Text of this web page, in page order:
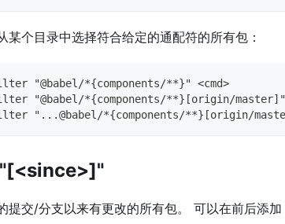
某个目录中选择符合给定的通配符的所有包：
"@babel/*{components/**}" <cmd>
"@babel/*{components/**}[origin/master]"
"...@babel/*{components/**}[origin/
提交/分支以来有更改的所有包。 可以在前后添加